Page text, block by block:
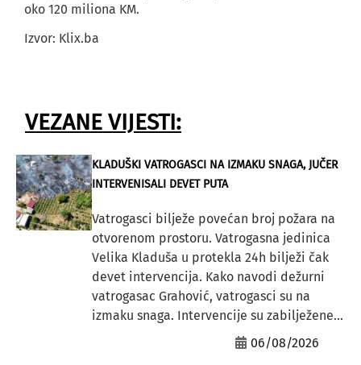
oko 120 miliona KM.
Izvor: Klix.ba
VEZANE VIJESTI:
KLADUŠKI VATROGASCI NA IZMAKU SNAGA, JUČER
INTERVENISALI DEVET PUTA
Vatrogasci bilježe povećan broj požara na
otvorenom prostoru. Vatrogasna jedinica
Velika Kladuša u protekla 24h bilježi čak
devet intervencija. Kako navodi dežurni
vatrogasac Grahović, vatrogasci su na
izmaku snaga. Intervencije su zabilježene...
06/08/2026